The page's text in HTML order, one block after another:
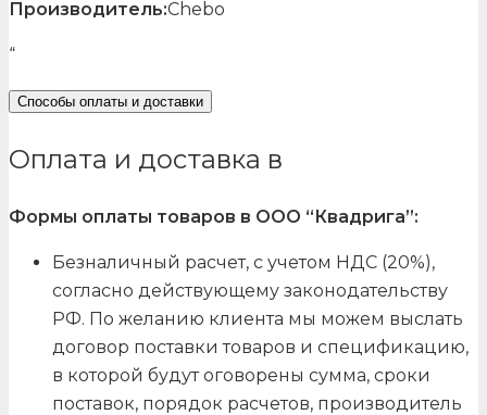
Производитель:Chebo
“
Способы оплаты и доставки
Оплата и доставка в
Формы оплаты товаров в ООО “Квадрига”:
Безналичный расчет, с учетом НДС (20%),
согласно действующему законодательству
РФ. По желанию клиента мы можем выслать
договор поставки товаров и спецификацию,
в которой будут оговорены сумма, сроки
поставок, порядок расчетов, производитель